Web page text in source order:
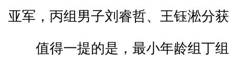
亚军，丙组男子刘睿哲、王钰淞分
值得一提的是，最小年龄组丁组